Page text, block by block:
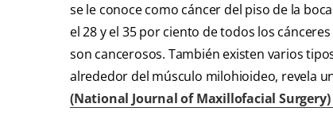
se le conoce como cáncer del piso de la
el 28 y el 35 por ciento de todos los
son cancerosos. También existen varios
alrededor del músculo milohioideo, revela
(National Journal of Maxillofacial Surgery)